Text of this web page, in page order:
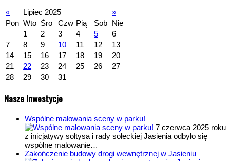
« Lipiec 2025
»
Pon Wto Śro Czw Pią Sob Nie
1
2 3 4 5
6
7
8 9 10 11 12
13
14
15 16 17 18 19
20
21
22 23 24 25 26
27
28
29 30 31
Nasze Inwestycje
Wspólne malowania sceny w parku!
7 czerwca 2025 roku
z inicjatywy sołtysa i rady sołeckiej Jasienia odbyło się
wspólne malowanie…
Zakończenie budowy drogi wewnętrznej w Jasieniu